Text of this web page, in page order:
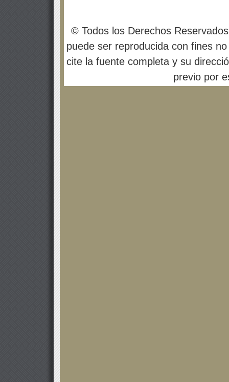
© Todos los Derechos
puede ser reproducida con fines
cite la fuente completa y su
previo por